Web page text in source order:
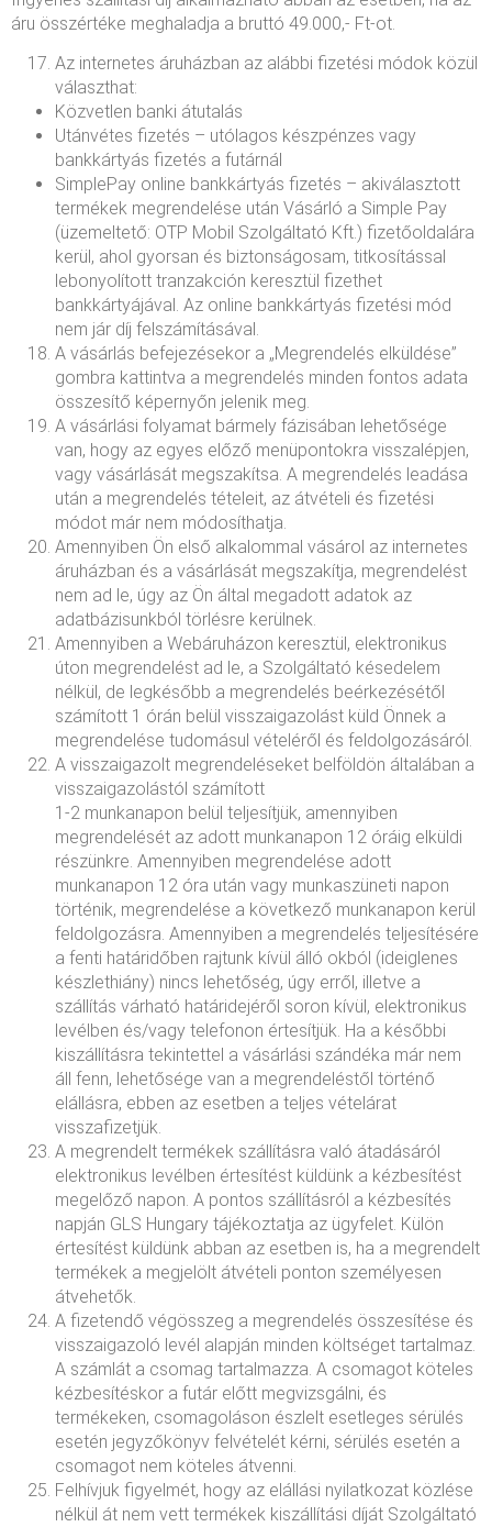
áru összértéke meghaladja a bruttó 49.000,- Ft-ot.
Az internetes áruházban az alábbi fizetési módok közül
választhat:
Közvetlen banki átutalás
Utánvétes fizetés – utólagos készpénzes vagy
bankkártyás fizetés a futárnál
SimplePay online bankkártyás fizetés – akiválasztott
termékek megrendelése után Vásárló a Simple Pay
(üzemeltető: OTP Mobil Szolgáltató Kft.) fizetőoldalára
kerül, ahol gyorsan és biztonságosam, titkosítással
lebonyolított tranzakción keresztül fizethet
bankkártyájával. Az online bankkártyás fizetési mód
nem jár díj felszámításával.
A vásárlás befejezésekor a „Megrendelés elküldése”
gombra kattintva a megrendelés minden fontos adata
összesítő képernyőn jelenik meg.
A vásárlási folyamat bármely fázisában lehetősége
van, hogy az egyes előző menüpontokra visszalépjen,
vagy vásárlását megszakítsa. A megrendelés leadása
után a megrendelés tételeit, az átvételi és fizetési
módot már nem módosíthatja.
Amennyiben Ön első alkalommal vásárol az internetes
áruházban és a vásárlását megszakítja, megrendelést
nem ad le, úgy az Ön által megadott adatok az
adatbázisunkból törlésre kerülnek.
Amennyiben a Webáruházon keresztül, elektronikus
úton megrendelést ad le, a Szolgáltató késedelem
nélkül, de legkésőbb a megrendelés beérkezésétől
számított 1 órán belül visszaigazolást küld Önnek a
megrendelése tudomásul vételéről és feldolgozásáról.
A visszaigazolt megrendeléseket belföldön általában a
visszaigazolástól számított
1-2 munkanapon belül teljesítjük, amennyiben
megrendelését az adott munkanapon 12 óráig elküldi
részünkre. Amennyiben megrendelése adott
munkanapon 12 óra után vagy munkaszüneti napon
történik, megrendelése a következő munkanapon kerül
feldolgozásra. Amennyiben a megrendelés teljesítésére
a fenti határidőben rajtunk kívül álló okból (ideiglenes
készlethiány) nincs lehetőség, úgy erről, illetve a
szállítás várható határidejéről soron kívül, elektronikus
levélben és/vagy telefonon értesítjük. Ha a későbbi
kiszállításra tekintettel a vásárlási szándéka már nem
áll fenn, lehetősége van a megrendeléstől történő
elállásra, ebben az esetben a teljes vételárat
visszafizetjük.
A megrendelt termékek szállításra való átadásáról
elektronikus levélben értesítést küldünk a kézbesítést
megelőző napon. A pontos szállításról a kézbesítés
napján GLS Hungary tájékoztatja az ügyfelet. Külön
értesítést küldünk abban az esetben is, ha a megrendelt
termékek a megjelölt átvételi ponton személyesen
átvehetők.
A fizetendő végösszeg a megrendelés összesítése és
visszaigazoló levél alapján minden költséget tartalmaz.
A számlát a csomag tartalmazza. A csomagot köteles
kézbesítéskor a futár előtt megvizsgálni, és
termékeken, csomagoláson észlelt esetleges sérülés
esetén jegyzőkönyv felvételét kérni, sérülés esetén a
csomagot nem köteles átvenni.
Felhívjuk figyelmét, hogy az elállási nyilatkozat közlése
nélkül át nem vett termékek kiszállítási díját Szolgáltató